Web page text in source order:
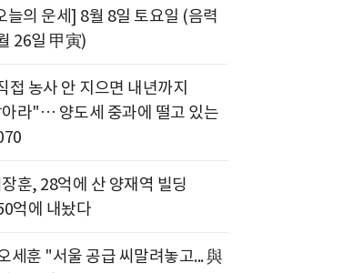
늘의 운세] 8월 8일 토요일 (음력
26일 甲寅)
접 농사 안 지으면 내년까지
라"… 양도세 중과에 떨고 있는
훈, 28억에 산 양재역 빌딩
억에 내놨다
세훈 "서울 공급 씨말려놓고... 與